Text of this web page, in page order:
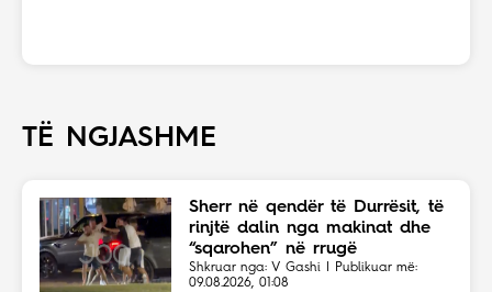
TË NGJASHME
Sherr në qendër të Durrësit, të
rinjtë dalin nga makinat dhe
“sqarohen” në rrugë
Shkruar nga: V Gashi | Publikuar më:
09.08.2026, 01:08